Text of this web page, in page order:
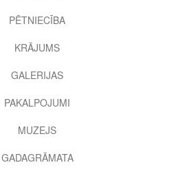
PĒTNIECĪBA
KRĀJUMS
GALERIJAS
PAKALPOJUMI
MUZEJS
GADAGRĀMATA